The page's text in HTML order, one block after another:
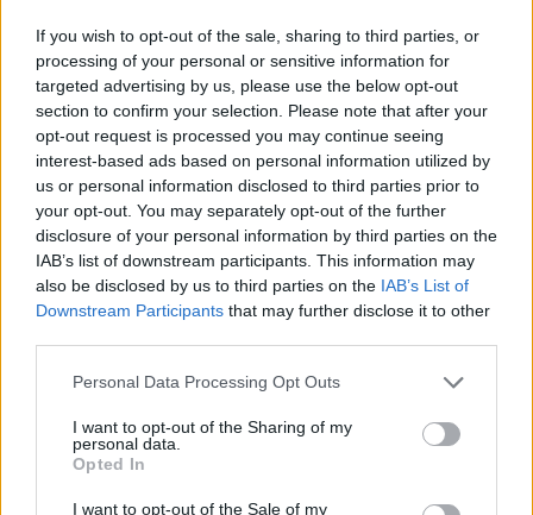
If you wish to opt-out of the sale, sharing to third parties, or
processing of your personal or sensitive information for
targeted advertising by us, please use the below opt-out
section to confirm your selection. Please note that after your
opt-out request is processed you may continue seeing
interest-based ads based on personal information utilized by
us or personal information disclosed to third parties prior to
your opt-out. You may separately opt-out of the further
disclosure of your personal information by third parties on the
IAB’s list of downstream participants. This information may
also be disclosed by us to third parties on the IAB’s List of
Downstream Participants that may further disclose it to other
Personal Data Processing Opt Outs
I want to opt-out of the Sharing of my
personal data.
Opted In
I want to opt-out of the Sale of my